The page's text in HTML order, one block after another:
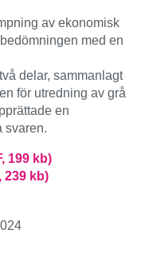
av ekonomisk
med en
delar, sammanlagt
för utredning av grå
en
svaren.
199 kb)
239 kb)